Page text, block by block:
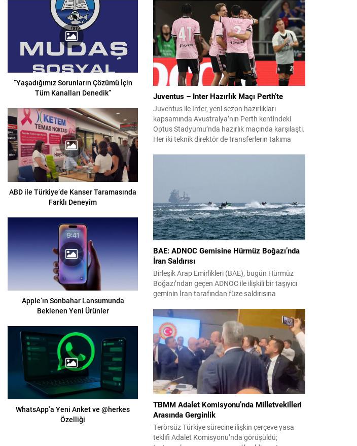
“Yaşadığımız Sorunların Çözümü İçin
Tüm Kanalları Denedik”
ABD ile Türkiye’de Kanser Taramasında
Farklı Deneyim
Apple’ın Sonbahar Lansumunda
Beklenen Yeni Ürünler
WhatsApp’a Yeni Anket ve @herkes
Özelliği
Juventus – Inter Hazırlık Maçı Perth’te
Juventus ile Inter, yeni sezon hazırlıkları
kapsamında Avustralya’nın Perth kentindeki
Optus Stadyumu’nda hazırlık maçında karşılaştı.
Her iki teknik direktör de transferlerin takıma
Yıldız ilk 11’de görev alırken,...
BAE: ADNOC Gemisine Hürmüz Boğazı’nda
İran Saldırısı
Birleşik Arap Emirlikleri (BAE), bugün Hürmüz
Boğazı’ndan geçen ADNOC ile ilişkili bir taşıyıcı
geminin İran tarafından füze saldırısına
alındığını bildirirken saldırıyı kınadı ve Tahran’ı
korsanlıkla suçladı. WAM ajansının aktardığı ilk
açıklamada, ADNOC’a ait bir geminin sabah
saatlerinde hedef alındığı belirtildi; ilerleyen
dakikalarda ise BAE...
TBMM Adalet Komisyonu’nda Milletvekilleri
Arasında Gerginlik
Terörsüz Türkiye sürecine ilişkin çerçeve yasa
teklifi Adalet Komisyonu’nda görüşüldü;